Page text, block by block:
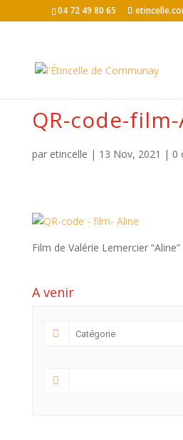
04 72 49 80 65
QR-code-
par etincelle | 13 Nov, 2021 | 0
Film de Valérie Lemercier “Aline”
A venir